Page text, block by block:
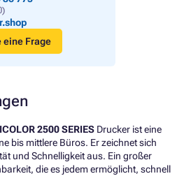
eine Frage
2500 SERIES Drucker ist eine
bis mittlere Büros. Er zeichnet sich
und Schnelligkeit aus. Ein großer
die es jedem ermöglicht, schnell